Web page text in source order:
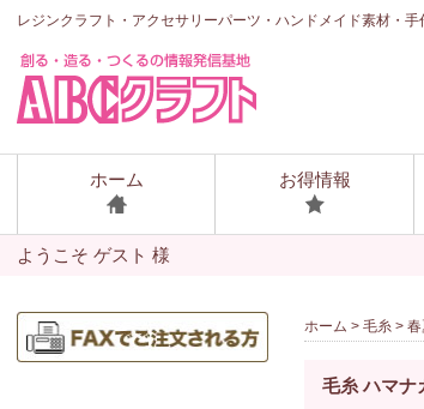
レジンクラフト・アクセサリーパーツ・ハンドメイド素材・
ホーム お得情報
ようこそ ゲスト 様
ホーム > 毛糸 > 春
毛糸 ハマ